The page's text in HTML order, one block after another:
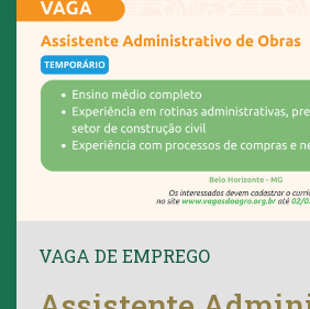
VAGA DE EMPREGO